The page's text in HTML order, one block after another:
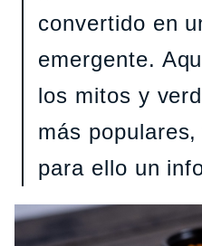
convertido en
emergente.
los mitos y
más
para ello un